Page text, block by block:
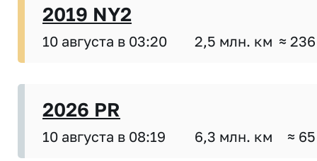
2019 NY2
10 августа в 03:20 2,5 млн. км ≈
2026 PR
10 августа в 08:19 6,3 млн. км ≈